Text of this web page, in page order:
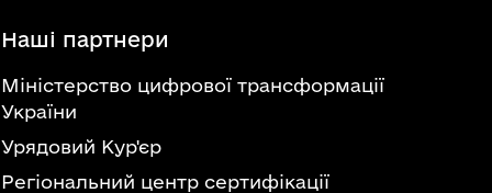
Наші партнери
Міністерство цифрової трансформації
України
Урядовий Кур'єр
Регіональний центр сертифікації